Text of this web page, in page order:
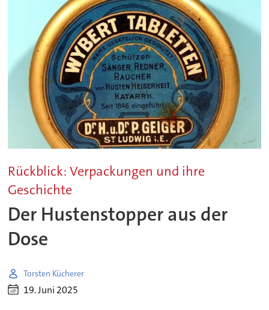
Rückblick: Verpackungen und ihre
Geschichte
Der Hustenstopper aus der
Dose
Torsten Kücherer
19. Juni 2025